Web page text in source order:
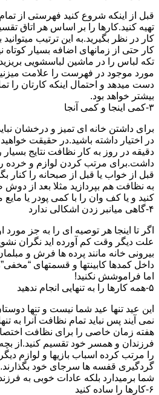
قبل از اینکه شروع کنید فهرستی از
تهیه کنید.کارها را بر اساس هر اتاق
کار در نظر بگیرید.به این ترتیب
کار حتی از زمانهای اضافه بسیار کوتاه
تکه لباس را در ماشین لباسشویی
مورد موجود در فهرست را علامت
دست میدهد و احتمال اینکه کارتان را
بیشتر خواهد بود.
۳-کمی اینجا و کمی آنجا
برای داشتن خانه ای تمیز و درخشان
دقیقه در روز به کار نظافت نتایج
داشت.برای مرتب کردن لوازم و خرده
قبل از خواب یا قبل از صبحانه را کنار
به نظافت هم بپردازید مثلا بعد از دوش
کنید و یا کف وان را با کمی پودر یا
۴-گاهی میانبر زدن اشکالی ندارد
اگر تا اینجا هر توصیه ای را به جز
علت دیگر وقت کم آورده اید نگران
بیرونی خانه مانند پرده ها فرش و
داخل کمدها کابینتها و قسمتهای
اما فراموشش نکنید!
۵-همه کارها را به تنهایی انجام ندهید
این عید تنها عید شما نیست و تنها
نمی آیند پس نباید تمام نظافت آنرا به
هفته زمان خاصی را برای نظافت
فرزندان و همسر خود تقسیم کنید.از
را مرتب کرده اسباب بازیها و لوازم
گردگیری قفسه ها سرجای خود
شما برمیدارد بلکه عادات خوبی به
۶-کارها را ساده کنید